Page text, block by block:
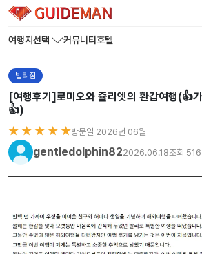
여행지선택 커뮤니티 호텔
발리점
[여행후기]로미오와 쥴리엣의 환갑여행
👍)
★ ★ ★ ★ ★방문일 2026년 06월
gentledolphin822026.06.18조회 516